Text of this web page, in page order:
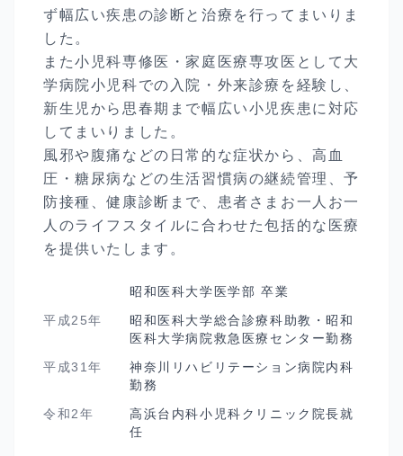
ず幅広い疾患の診断と治療を行ってまいりま
した。
また小児科専修医・家庭医療専攻医として大
学病院小児科での入院・外来診療を経験し、
新生児から思春期まで幅広い小児疾患に対応
してまいりました。
風邪や腹痛などの日常的な症状から、高血
圧・糖尿病などの生活習慣病の継続管理、予
防接種、健康診断まで、患者さまお一人お一
人のライフスタイルに合わせた包括的な医療
を提供いたします。
昭和医科大学医学部 卒業
平成25年
昭和医科大学総合診療科助教・昭和
医科大学病院救急医療センター勤務
平成31年
神奈川リハビリテーション病院内科
勤務
令和2年
高浜台内科小児科クリニック院長就
任